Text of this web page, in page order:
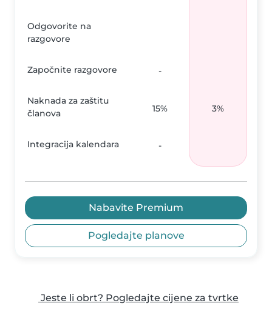
Odgovorite na
razgovore
Započnite razgovore -
Naknada za zaštitu
članova
15% 3%
Integracija kalendara -
Nabavite Premium
Pogledajte planove
Jeste li obrt? Pogledajte cijene za tvrtke